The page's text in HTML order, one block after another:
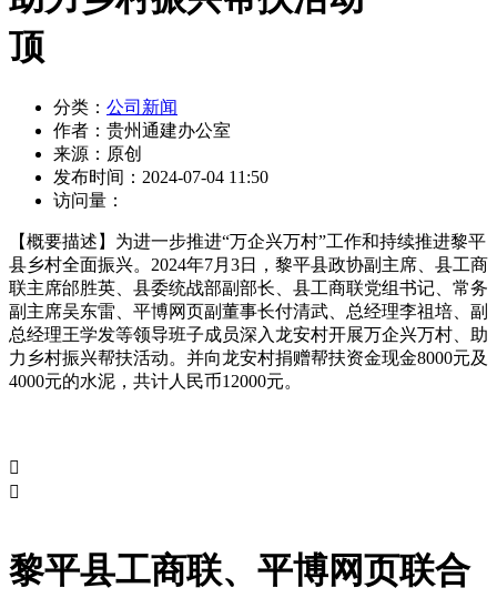
顶
分类： 公司新闻
作者： 贵州通建办公室
来源： 原创
发布时间： 2024-07-04 11:50
访问量：
【概要描述】 为进一步推进“万企兴万村”工作和持续推进黎平
县乡村全面振兴。2024年7月3日，黎平县政协副主席、县工商
联主席邰胜英、县委统战部副部长、县工商联党组书记、常务
副主席吴东雷、平博网页副董事长付清武、总经理李祖培、副
总经理王学发等领导班子成员深入龙安村开展万企兴万村、助
力乡村振兴帮扶活动。并向龙安村捐赠帮扶资金现金8000元及
4000元的水泥，共计人民币12000元。


黎平县工商联、平博网页联合